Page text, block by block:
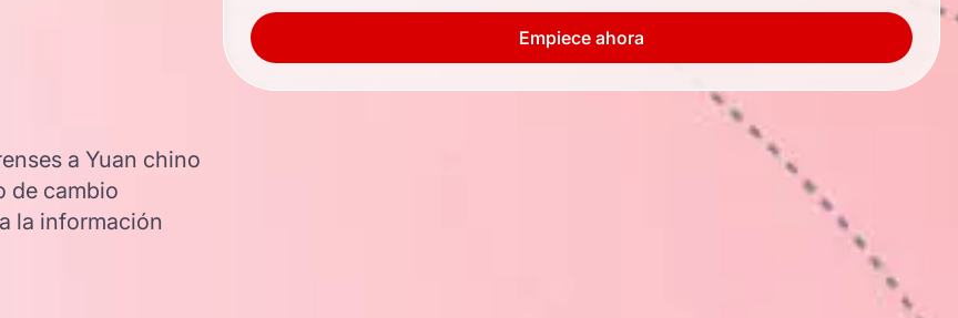
a Yuan chino
de cambio
la información
Empiece ahora